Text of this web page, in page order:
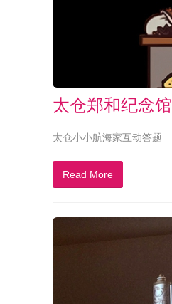
太仓郑和纪念馆
太仓小小航海家互动答题
Read More